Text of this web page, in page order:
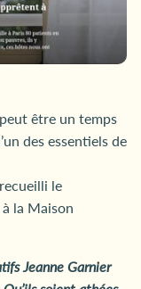
être un temps
des essentiels de
le
la Maison
Jeanne Garnier